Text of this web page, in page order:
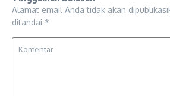
Alamat email Anda tidak akan
ditandai *